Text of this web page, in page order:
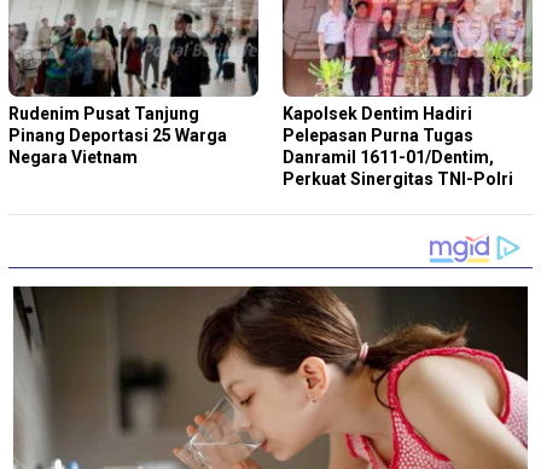
Rudenim Pusat Tanjung
Pinang Deportasi 25 Warga
Negara Vietnam
Kapolsek Dentim Hadiri
Pelepasan Purna Tugas
Danramil 1611-01/Dentim,
Perkuat Sinergitas TNI-Polri